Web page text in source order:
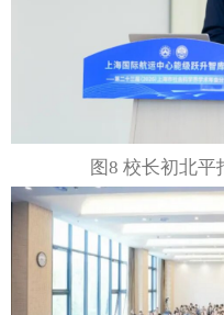
图8 校长初北